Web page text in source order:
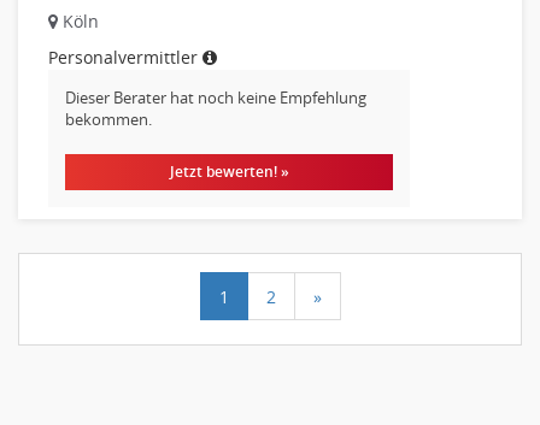
Köln
Personalvermittler
Dieser Berater hat noch keine Empfehlung
bekommen.
Jetzt bewerten! »
1 2 »